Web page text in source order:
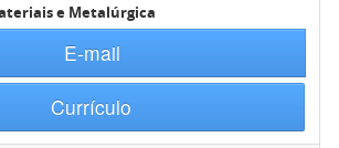
e Metalúrgica
E-mail
Currículo